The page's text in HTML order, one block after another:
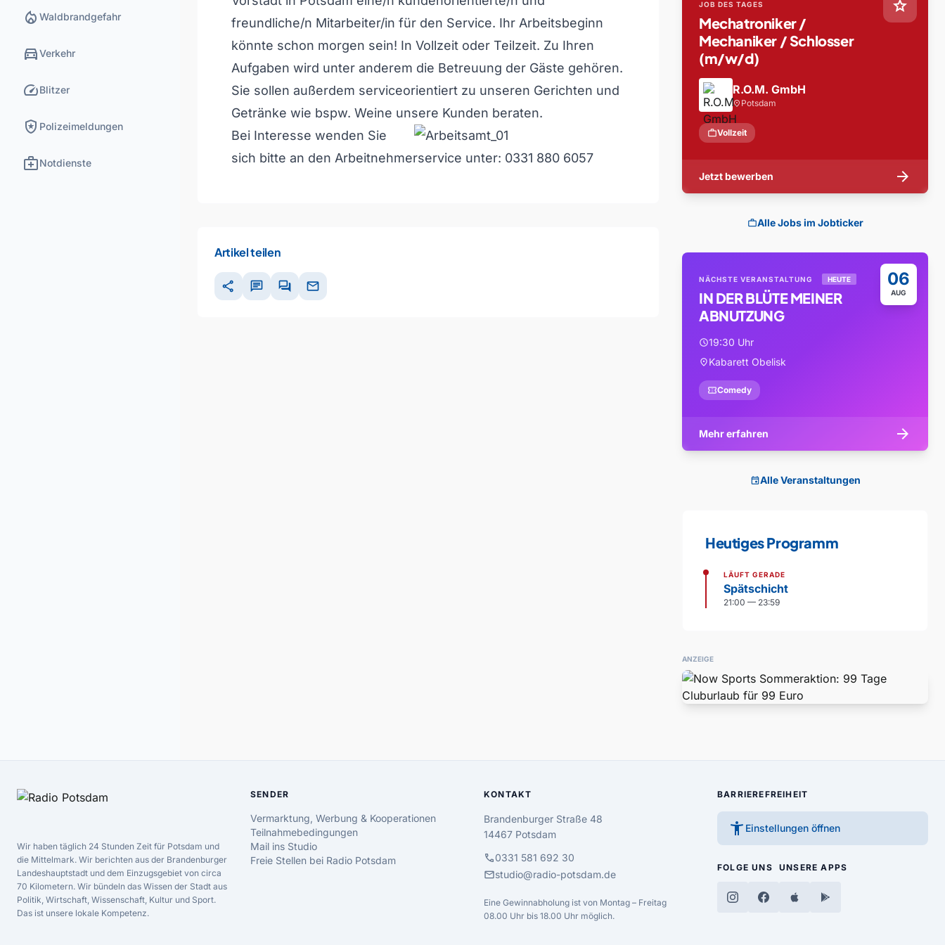
local_fire_department Waldbrandgefahr
directions_carVerkehr
speedBlitzer
local_police Polizeimeldungen
medical_servicesNotdienste
freundliche/n Mitarbeiter/in für den Service. Ihr Arbeitsbeginn
könnte schon morgen sein! In Vollzeit oder Teilzeit. Zu Ihren
Aufgaben wird unter anderem die Betreuung der Gäste gehören.
Sie sollen außerdem serviceorientiert zu unseren Gerichten und
Getränke wie bspw. Weine unsere Kunden beraten.
Bei Interesse wenden Sie
sich bitte an den Arbeitnehmerservice unter: 0331 880 6057
Artikel teilen
share chat forum mail
star
JOB DES TAGES
Mechatroniker /
Mechaniker / Schlosser
(m/w/d)
R.O.M. GmbH
location_on Potsdam
workVollzeit
Jetzt bewerben arrow_forward
workAlle Jobs im Jobticker
06
AUG
NÄCHSTE VERANSTALTUNG HEUTE
IN DER BLÜTE MEINER
ABNUTZUNG
schedule19:30 Uhr
location_onKabarett Obelisk
confirmation_numberComedy
Mehr erfahren arrow_forward
eventAlle Veranstaltungen
Heutiges Programm
LÄUFT GERADE
Spätschicht
21:00 — 23:59
ANZEIGE
Wir haben täglich 24 Stunden Zeit für Potsdam und
die Mittelmark. Wir berichten aus der Brandenburger
Landeshauptstadt und dem Einzugsgebiet von circa
70 Kilometern. Wir bündeln das Wissen der Stadt aus
Politik, Wirtschaft, Wissenschaft, Kultur und Sport.
Das ist unsere lokale Kompetenz.
SENDER
Vermarktung, Werbung & Kooperationen
Teilnahmebedingungen
Mail ins Studio
Freie Stellen bei Radio Potsdam
KONTAKT
Brandenburger Straße 48
14467 Potsdam
call0331 581 692 30
mailstudio@radio-potsdam.de
Eine Gewinnabholung ist von Montag – Freitag
08.00 Uhr bis 18.00 Uhr möglich.
BARRIEREFREIHEIT
accessibility_new Einstellungen öffnen
FOLGE UNS UNSERE APPS